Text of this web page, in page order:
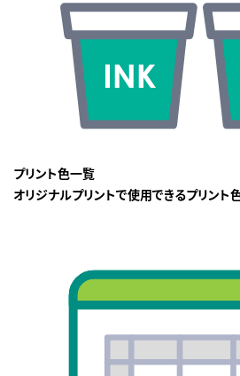
プリント色一覧
オリジナルプリントで使用できるプリント